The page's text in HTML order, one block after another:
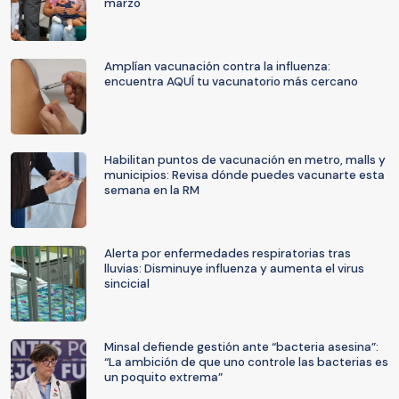
marzo
Amplían vacunación contra la influenza:
encuentra AQUÍ tu vacunatorio más cercano
Habilitan puntos de vacunación en metro, malls y
municipios: Revisa dónde puedes vacunarte esta
semana en la RM
Alerta por enfermedades respiratorias tras
lluvias: Disminuye influenza y aumenta el virus
sincicial
Minsal defiende gestión ante “bacteria asesina”:
“La ambición de que uno controle las bacterias es
un poquito extrema”